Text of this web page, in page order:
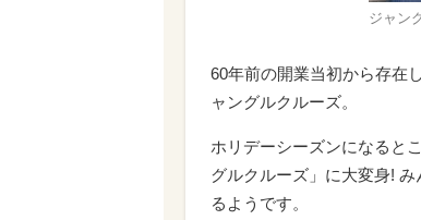
ジャン
60年前の開業当初から存在
ャングルクルーズ。
ホリデーシーズンになると
グルクルーズ」に大変身!
るようです。